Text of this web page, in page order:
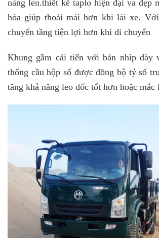
nâng lên.thiết kế taplo hiện đại và đẹp
hòa giúp thoải mái hơn khi lái xe.
chuyển tầng tiện lợi hơn khi di chuyển
Khung gầm cải tiến với bản nhíp dày
thống cầu hộp số được đồng bộ tỷ số
tăng khả năng leo dốc tốt hơn hoặc mắc